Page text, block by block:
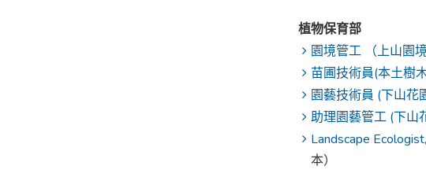
植物保育部
園境管工 （上山園境
苗圃技術員(本土樹
園藝技術員 (下山花
助理園藝管工 (下山
Landscape
本）